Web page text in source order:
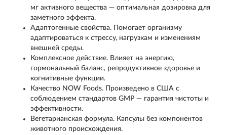
мг активного вещества — оптимальная дозировка для
заметного эффекта.
Адаптогенные свойства. Помогает организму
адаптироваться к стрессу, нагрузкам и изменениям
внешней среды.
Комплексное действие. Влияет на энергию,
гормональный баланс, репродуктивное здоровье и
когнитивные функции.
Качество NOW Foods. Произведено в США с
соблюдением стандартов GMP — гарантия чистоты и
эффективности.
Вегетарианская формула. Капсулы без компонентов
животного происхождения.